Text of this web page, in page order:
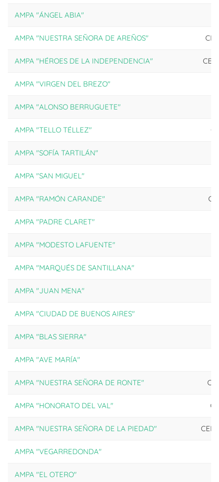
AMPA "ÁNGEL ABIA"
AMPA "NUESTRA SEÑORA DE AREÑOS"
AMPA "HÉROES DE LA INDEPENDENCIA"
AMPA "VIRGEN DEL BREZO"
AMPA "ALONSO BERRUGUETE"
AMPA "TELLO TÉLLEZ"
AMPA "SOFÍA TARTILÁN"
AMPA "SAN MIGUEL"
AMPA "RAMÓN CARANDE"
AMPA "PADRE CLARET"
AMPA "MODESTO LAFUENTE"
AMPA "MARQUÉS DE SANTILLANA"
AMPA "JUAN MENA"
AMPA "CIUDAD DE BUENOS AIRES"
AMPA "BLAS SIERRA"
AMPA "AVE MARÍA"
AMPA "NUESTRA SEÑORA DE RONTE"
AMPA "HONORATO DEL VAL"
AMPA "NUESTRA SEÑORA DE LA PIEDAD" CEIP
AMPA "VEGARREDONDA"
AMPA "EL OTERO"